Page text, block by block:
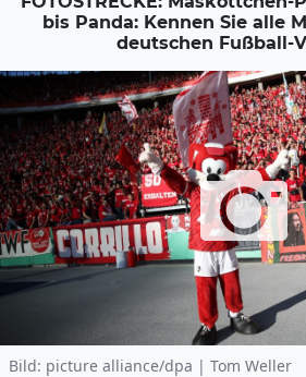
bis Panda: Kennen Sie alle
deutschen Fußball-
Bild: picture alliance/dpa | Tom Weller